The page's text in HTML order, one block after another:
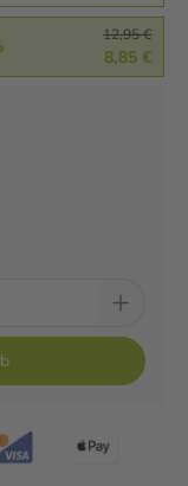
12,95 €
8,85 €